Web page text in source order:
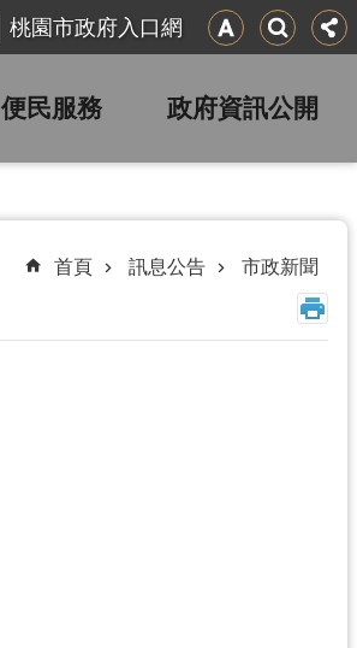
桃園市政府入口網
便民服務 政府資訊公開
首頁 訊息公告 市政新聞